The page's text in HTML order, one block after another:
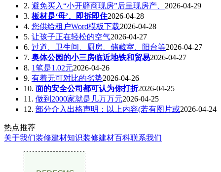
2. 避免买入“小开辟商现房”后呈现房产、 2026-04-29
3. 板材是‘母’、即拆即住2026-04-28
4. 您供给租户Word模板下载2026-04-28
5. 让孩子正在轻松的空气2026-04-27
6. 过道、卫生间、厨房、储藏室、阳台等2026-04-27
7. 奥体公园的小三房临近地铁和贸易2026-04-27
8. 1笔是1.02元2026-04-26
9. 有着无可对比的劣势2026-04-26
10. 面的安全公司都可认为你打折2026-04-25
11. 做到2000家就是几万万元2026-04-25
12. 部分介入出格声明：以上内容(若有图片或2026-04-24
热点推荐
关于我们装修建材知识装修建材百科联系我们